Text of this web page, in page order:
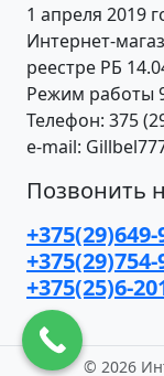
1 апреля 2019
Интернет-
реестре РБ
Режим работы
Телефон: 375
e-mail:
Позвонить
+375(29)649-
+375(29)754-
+375(25)6-
© 2026